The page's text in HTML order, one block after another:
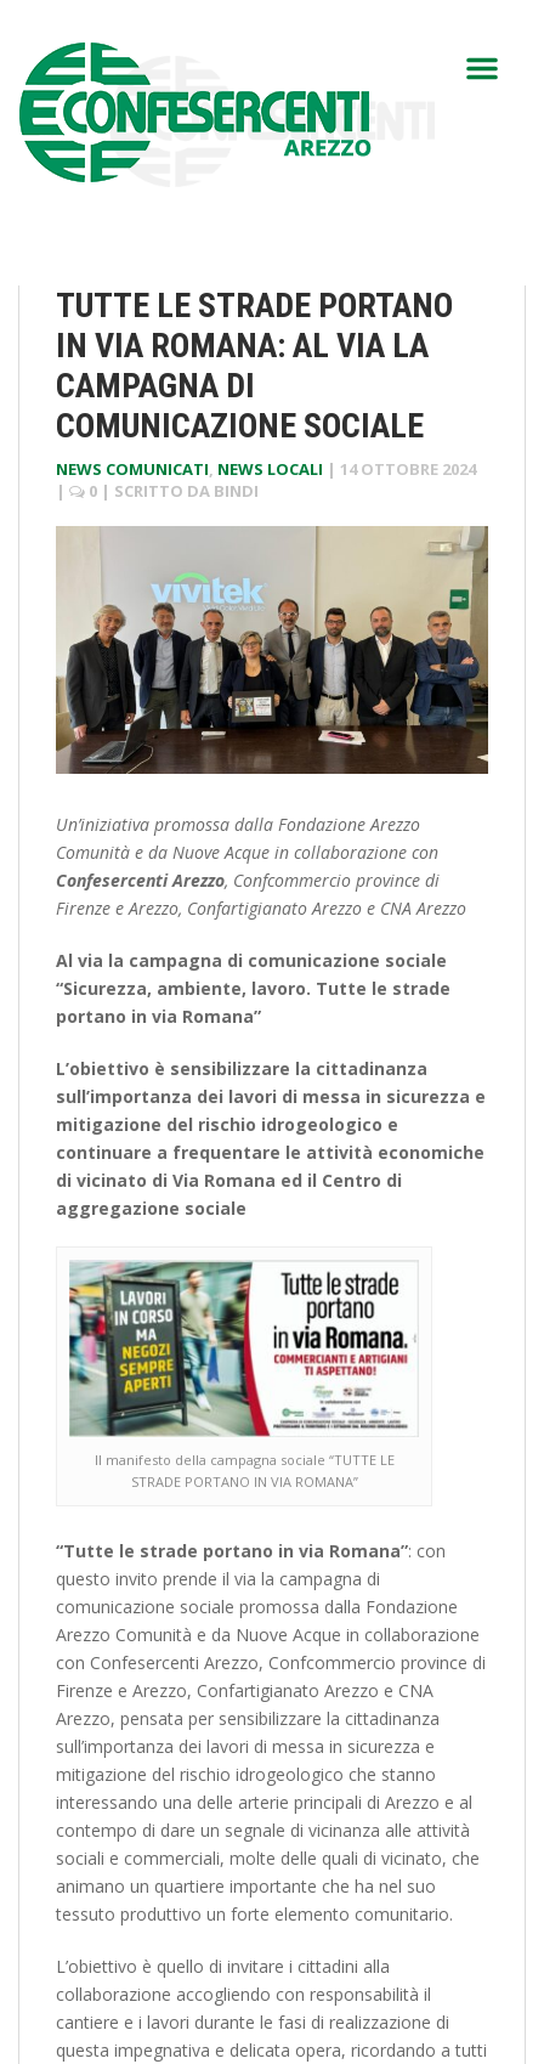
TUTTE LE STRADE PORTANO
IN VIA ROMANA: AL VIA LA
CAMPAGNA DI
COMUNICAZIONE SOCIALE
NEWS COMUNICATI, NEWS LOCALI | 14 OTTOBRE 2024
|
0 | SCRITTO DA BINDI
Un’iniziativa promossa dalla Fondazione Arezzo
Comunità e da Nuove Acque in collaborazione con
Confesercenti Arezzo, Confcommercio province di
Firenze e Arezzo, Confartigianato Arezzo e CNA Arezzo
Al via la campagna di comunicazione sociale
“Sicurezza, ambiente, lavoro. Tutte le strade
portano in via Romana”
L’obiettivo è sensibilizzare la cittadinanza
sull’importanza dei lavori di messa in sicurezza e
mitigazione del rischio idrogeologico e
continuare a frequentare le attività economiche
di vicinato di Via Romana ed il Centro di
aggregazione sociale
Il manifesto della campagna sociale “TUTTE LE
STRADE PORTANO IN VIA ROMANA”
“Tutte le strade portano in via Romana”: con
questo invito prende il via la campagna di
comunicazione sociale promossa dalla Fondazione
Arezzo Comunità e da Nuove Acque in collaborazione
con Confesercenti Arezzo, Confcommercio province di
Firenze e Arezzo, Confartigianato Arezzo e CNA
Arezzo, pensata per sensibilizzare la cittadinanza
sull’importanza dei lavori di messa in sicurezza e
mitigazione del rischio idrogeologico che stanno
interessando una delle arterie principali di Arezzo e al
contempo di dare un segnale di vicinanza alle attività
sociali e commerciali, molte delle quali di vicinato, che
animano un quartiere importante che ha nel suo
tessuto produttivo un forte elemento comunitario.
L’obiettivo è quello di invitare i cittadini alla
collaborazione accogliendo con responsabilità il
cantiere e i lavori durante le fasi di realizzazione di
questa impegnativa e delicata opera, ricordando a tutti